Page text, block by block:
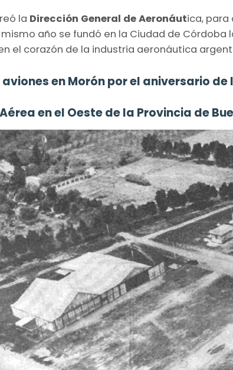
la Dirección General de Aeronáutica, para
año se fundó en la Ciudad de Córdoba
el corazón de la industria aeronáutica
en Morón por el aniversario de
en el Oeste de la Provincia de